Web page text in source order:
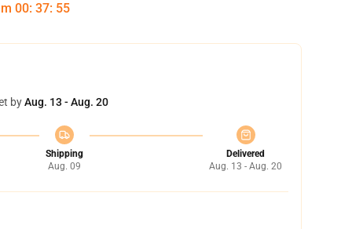
00: 37: 54
byAug. 13 - Aug. 20
Shipping
Aug. 09
Delivered
Aug. 13 - Aug. 20